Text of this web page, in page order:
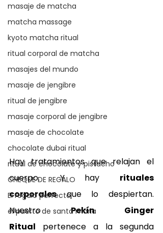
masaje de matcha
matcha massage
kyoto matcha ritual
ritual corporal de matcha
masajes del mundo
masaje de jengibre
ritual de jengibre
masaje corporal de jengibre
masaje de chocolate
chocolate dubai ritual
ritual de chocolate y pistacho
CHEQUE DE REGALO
El regalo perfecto
el puerto de santa maria
Hay tratamientos que relajan el
cuerpo. Y hay rituales
corporales que lo despiertan.
Nuestro Pekín Ginger
Ritual pertenece a la segunda